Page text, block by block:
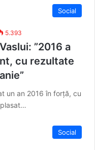
Social
5.393
”2016 a
cu rezultate
un an 2016 în forță, cu
Social